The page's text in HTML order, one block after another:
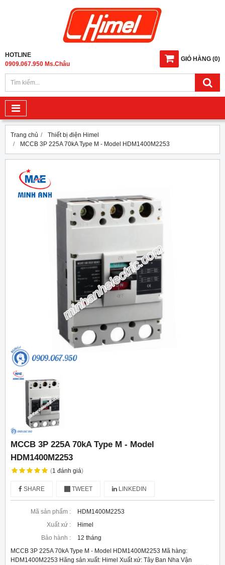
GIỎ HÀNG (0)
HOTLINE
0909.067.950 Ms.Châu
Trang chủ
Thiết bị điện Himel
MCCB 3P 225A 70kA Type M - Model HDM1400M2253
MCCB 3P 225A 70kA Type M - Model
HDM1400M2253
(1 đánh giá)
SHARE TWEET LINKEDIN
Mã sản phẩm :
HDM1400M2253
Xuất xứ :
Himel
Bảo hành :
12 tháng
MCCB 3P 225A 70kA Type M - Model HDM1400M2253 Mã hàng:
HDM1400M2253 Hãng sản xuất: Himel Xuất xứ: Tây Ban Nha Vận